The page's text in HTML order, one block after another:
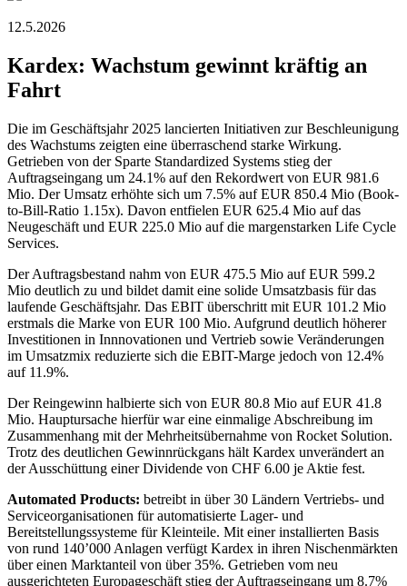
12.5.2026
Kardex: Wachstum gewinnt kräftig an
Fahrt
Die im Geschäftsjahr 2025 lancierten Initiativen zur Beschleunigung
des Wachstums zeigten eine überraschend starke Wirkung.
Getrieben von der Sparte Standardized Systems stieg der
Auftragseingang um 24.1% auf den Rekordwert von EUR 981.6
Mio. Der Umsatz erhöhte sich um 7.5% auf EUR 850.4 Mio (Book-
to-Bill-Ratio 1.15x). Davon entfielen EUR 625.4 Mio auf das
Neugeschäft und EUR 225.0 Mio auf die margenstarken Life Cycle
Services.
Der Auftragsbestand nahm von EUR 475.5 Mio auf EUR 599.2
Mio deutlich zu und bildet damit eine solide Umsatzbasis für das
laufende Geschäftsjahr. Das EBIT überschritt mit EUR 101.2 Mio
erstmals die Marke von EUR 100 Mio. Aufgrund deutlich höherer
Investitionen in Innnovationen und Vertrieb sowie Veränderungen
im Umsatzmix reduzierte sich die EBIT-Marge jedoch von 12.4%
auf 11.9%.
Der Reingewinn halbierte sich von EUR 80.8 Mio auf EUR 41.8
Mio. Hauptursache hierfür war eine einmalige Abschreibung im
Zusammenhang mit der Mehrheitsübernahme von Rocket Solution.
Trotz des deutlichen Gewinnrückgans hält Kardex unverändert an
der Ausschüttung einer Dividende von CHF 6.00 je Aktie fest.
Automated Products: betreibt in über 30 Ländern Vertriebs- und
Serviceorganisationen für automatisierte Lager- und
Bereitstellungssysteme für Kleinteile. Mit einer installierten Basis
von rund 140’000 Anlagen verfügt Kardex in ihren Nischenmärkten
über einen Marktanteil von über 35%. Getrieben vom neu
ausgerichteten Europageschäft stieg der Auftragseingang um 8.7%